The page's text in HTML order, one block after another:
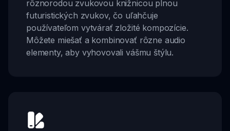
rôznorodou zvukovou knižnicou plnou
futuristických zvukov, čo uľahčuje
používateľom vytvárať zložité kompozície.
Môžete miešať a kombinovať rôzne audio
elementy, aby vyhovovali vášmu štýlu.